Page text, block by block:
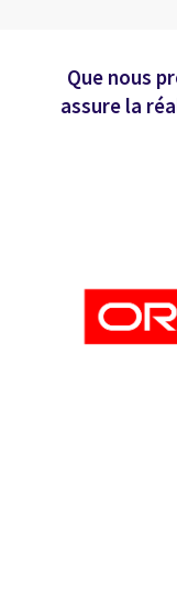
Que nous
assure la